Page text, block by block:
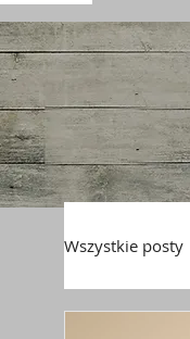
Wszystkie posty